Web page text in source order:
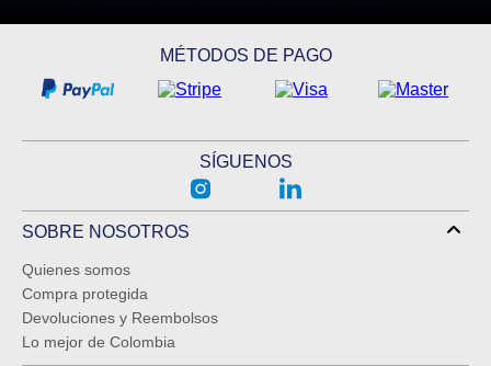
MÉTODOS DE PAGO
SÍGUENOS
SOBRE NOSOTROS
Quienes somos
Compra protegida
Devoluciones y Reembolsos
Lo mejor de Colombia